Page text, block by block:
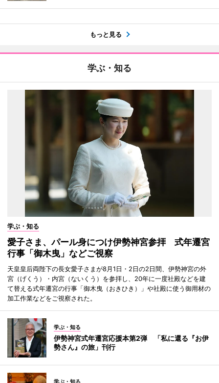
もっと見る
学ぶ・知る
学ぶ・知る
愛子さま、パール身につけ伊勢神宮参拝 式年遷宮
行事「御木曳」などご視察
天皇皇后両陛下の長女愛子さまが8月1日・2日の2日間、伊勢神宮の外
宮（げくう）・内宮（ないくう）を参拝し、20年に一度社殿などを建
て替える式年遷宮の行事「御木曳（おきひき）」や社殿に使う御用材の
加工作業などをご視察された。
学ぶ・知る
伊勢神宮式年遷宮応援本第2弾 「私に還る『お伊
勢さん』の旅」刊行
学ぶ・知る